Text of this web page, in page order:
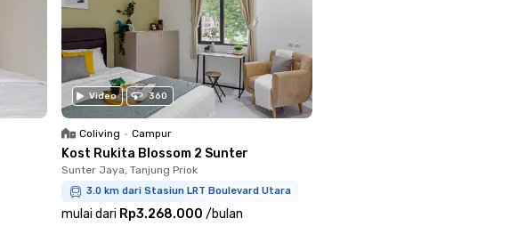
Video 360
Coliving • Campur
Kost Rukita Blossom 2 Sunter
Sunter Jaya, Tanjung Priok
3.0 km dari Stasiun LRT Boulevard Utara
mulai dari Rp3.268.000 /bulan